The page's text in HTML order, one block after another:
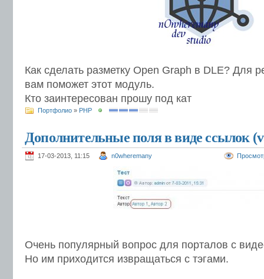
Как сделать разметку Open Graph в DLE? Для
вам поможет этот модуль.
Кто заинтересован прошу под кат
Портфолио » PHP
Дополнительные поля в виде ссылок
17-03-2013, 11:15 n0wheremany
Очень популярный вопрос для порталов с
Но им приходится извращаться с тэгами.